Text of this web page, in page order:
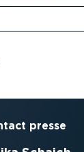
presse